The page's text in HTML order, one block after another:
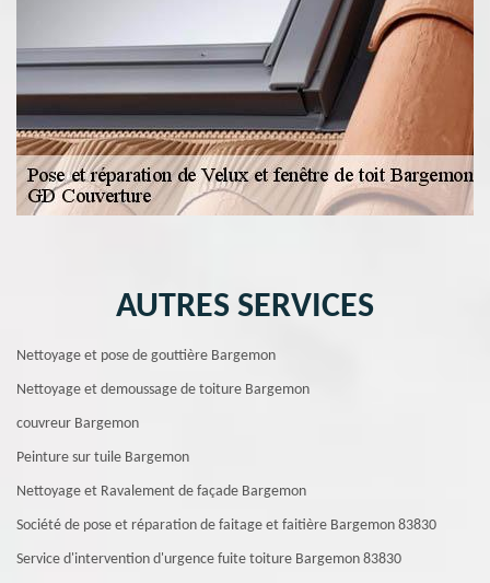
AUTRES SERVICES
Nettoyage et pose de gouttière Bargemon
Nettoyage et demoussage de toiture Bargemon
couvreur Bargemon
Peinture sur tuile Bargemon
Nettoyage et Ravalement de façade Bargemon
Société de pose et réparation de faitage et faitière Bargemon 83830
Service d'intervention d'urgence fuite toiture Bargemon 83830